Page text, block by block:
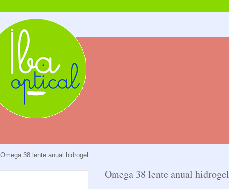
Omega 38 lente anual hidrogel
Omega 38 lente anual hidrogel